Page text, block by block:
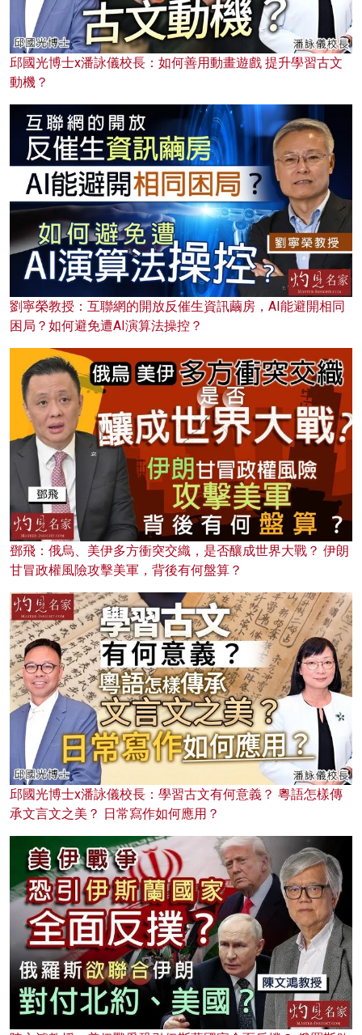
邱國光博士x潘詠儀校長：如何善用動畫遊戲 提升學習古文
動機？
劉寧榮教授：互聯網的開放反催生資訊繭房，AI能避開相同
困局？如何避免遭AI演算法操控？
鄧飛：俄烏、美伊多方衝突交織，是否釀成世界大戰？ 伊朗
甘冒政權風險攻擊美軍，背後有何盤算？
邱國光博士x潘詠儀校長：學習古文有何意義？ 粵語怎樣傳
承文言文之美？ 日常寫作如何應用？